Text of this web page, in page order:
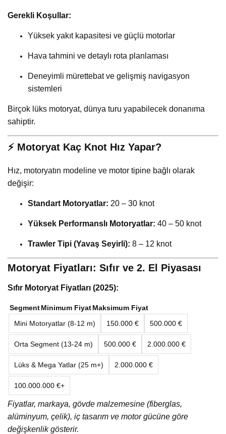
Gerekli Koşullar:
Yüksek yakıt kapasitesi ve güçlü motorlar
Hava tahmini ve detaylı rota planlaması
Deneyimli mürettebat ve gelişmiş navigasyon
sistemleri
Birçok lüks motoryat, dünya turu yapabilecek donanıma
sahiptir.
⚡ Motoryat Kaç Knot Hız Yapar?
Hız, motoryatın modeline ve motor tipine bağlı olarak
değişir:
Standart Motoryatlar: 20 – 30 knot
Yüksek Performanslı Motoryatlar: 40 – 50 knot
Trawler Tipi (Yavaş Seyirli): 8 – 12 knot
Motoryat Fiyatları: Sıfır ve 2. El Piyasası
Sıfır Motoryat Fiyatları (2025):
SegmentMinimum FiyatMaksimum Fiyat
Mini Motoryatlar (8-12 m)
150.000 € 500.000 €
Orta Segment (13-24 m) 500.000 € 2.000.000 €
Lüks & Mega Yatlar (25 m+) 2.000.000 €
100.000.000 €+
Fiyatlar, markaya, gövde malzemesine (fiberglas,
alüminyum, çelik), iç tasarım ve motor gücüne göre
değişkenlik gösterir.